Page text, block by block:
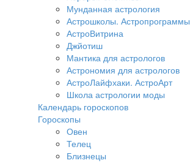
Мунданная астрология
Астрошколы. Астропрограммы
АстроВитрина
Джйотиш
Мантика для астрологов
Астрономия для астрологов
АстроЛайфхаки. АстроАрт
Школа астрологии моды
Календарь гороскопов
Гороскопы
Овен
Телец
Близнецы